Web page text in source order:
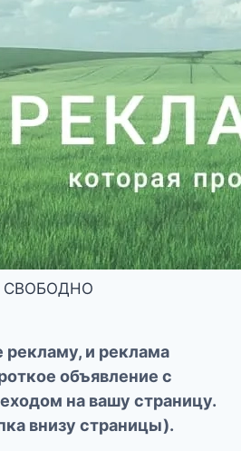
СВОБОДНО
и реклама
объявление с
на вашу страницу.
внизу страницы).